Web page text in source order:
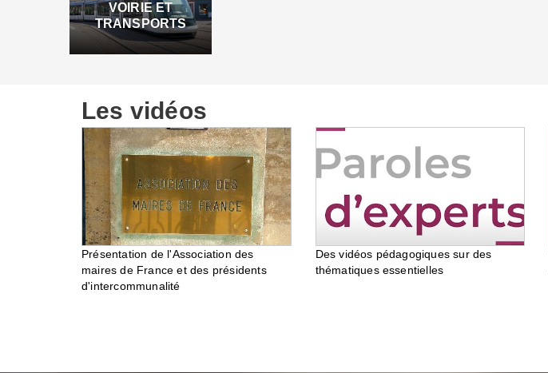
VOIRIE ET
TRANSPORTS
Les vidéos
Présentation de l'Association des
maires de France et des présidents
d'intercommunalité
Des vidéos pédagogiques sur des
thématiques essentielles